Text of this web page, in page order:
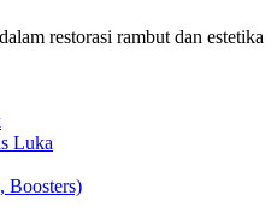
restorasi rambut dan estetika
Luka
Boosters)